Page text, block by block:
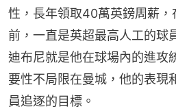
性，長年領取40萬英鎊周薪
前，一直是英超最高人工的球
迪布尼就是他在球場內的進攻
要性不局限在曼城，他的表現
員追逐的目標。